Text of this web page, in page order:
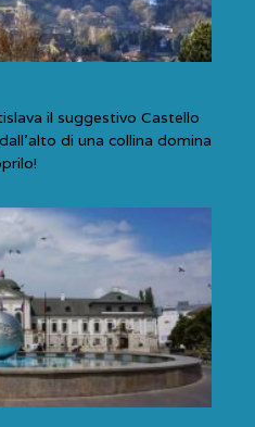
il suggestivo Castello
di una collina domina